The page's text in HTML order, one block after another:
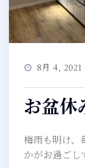
8月 4, 2021
お盆休
梅雨も明け、
かがお過ごし